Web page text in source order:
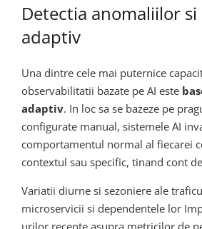
Detectia anomaliilor
adaptiv
Una dintre cele mai puternice
observabilitatii bazate pe AI este
adaptiv. In loc sa se bazeze pe
configurate manual, sistemele AI
comportamentul normal al fiecarei
contextul sau specific, tinand cont
Variatii diurne si sezoniere ale
microservicii si dependentele lor